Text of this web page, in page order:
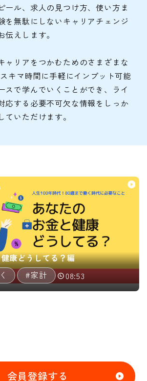
ール、求人の見つけ方、使い方ま
を無駄にしないキャリアチェンジ
えします。
ャリアをつかむためのさまざまな
キマ時間に手軽にインプット可能
スで学んでいくことができ、ライ
応する必要不可欠な情報をしっか
ていただけます。
康どうしてる？編
#家計 08:53
会員登録する